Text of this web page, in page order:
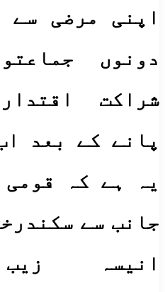
اپنی مرضی سے
دونوں
شراکت
پانے کے بعد
یہ ہے کہ
جانب سے
انیسہ